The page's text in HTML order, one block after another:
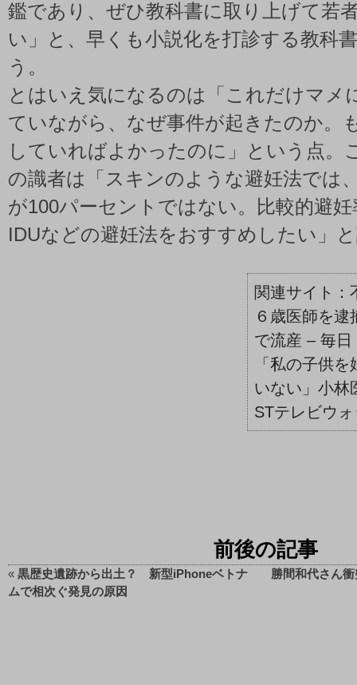
鑑であり、ぜひ教科書に取り上げて若
い」と、早くも小説化を打診する教科
う。
とはいえ気になるのは「これだけマメ
ていながら、なぜ事件が起きたのか。
していればよかったのに」という点。
の識者は「スキンのような避妊法では
が100パーセントではない。比較的避
IDUなどの避妊法をおすすめしたい」
６歳医師を
で流産 – 毎
「私の子供
いない」小林
STテレビウ
前後の記事
« 黒歴史遺跡から出土？ 新型iPhoneベトナ
ムで相次ぐ発見の原因
勝間和代さん